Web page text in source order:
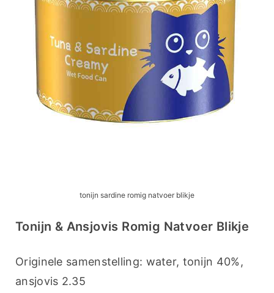
tonijn sardine romig natvoer blikje
Tonijn & Ansjovis Romig Natvoer Blikje
Originele samenstelling: water, tonijn 40%,
ansjovis 2.35